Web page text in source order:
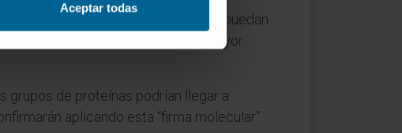
Aceptar todas
que los especialistas clínicos puedan
en los pacientes quirúrgicos de mayor
grupos de proteínas podrían llegar a
aplicando esta “firma molecular”